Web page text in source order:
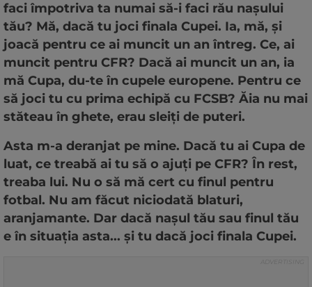
faci împotriva ta numai să-i faci rău nașului
tău? Mă, dacă tu joci finala Cupei. Ia, mă, și
joacă pentru ce ai muncit un an întreg. Ce, ai
muncit pentru CFR? Dacă ai muncit un an, ia
mă Cupa, du-te în cupele europene. Pentru ce
să joci tu cu prima echipă cu FCSB? Ăia nu mai
stăteau în ghete, erau sleiți de puteri.
Asta m-a deranjat pe mine. Dacă tu ai Cupa de
luat, ce treabă ai tu să o ajuți pe CFR? În rest,
treaba lui. Nu o să mă cert cu finul pentru
fotbal. Nu am făcut niciodată blaturi,
aranjamante. Dar dacă nașul tău sau finul tău
e în situația asta... și tu dacă joci finala Cupei.